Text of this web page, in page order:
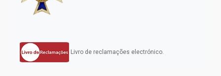
Livro de reclamações electrónico.